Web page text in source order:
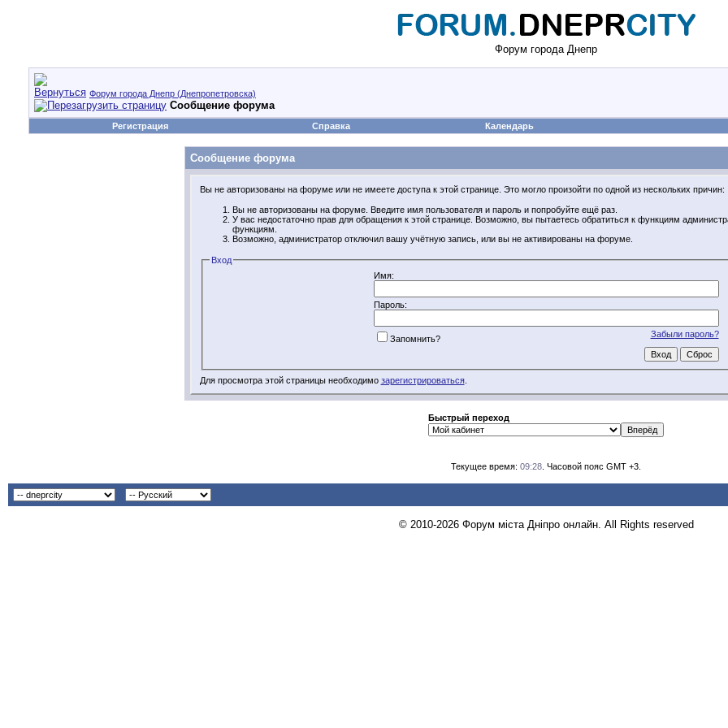
Форум города Днепр
Форум города Днепр (Днепропетровска)
Сообщение форума
Регистрация Справка Календарь
Сообщение форума
Вы не авторизованы на форуме или не имеете доступа к этой странице. Это могло произойти по одной из нескольких причин:
Вы не авторизованы на форуме. Введите имя пользователя и пароль и попробуйте ещё раз.
У вас недостаточно прав для обращения к этой странице. Возможно, вы пытаетесь обратиться к функциям
функциям.
Возможно, администратор отключил вашу учётную запись, или вы не активированы на форуме.
Вход
Имя:
Пароль:
Забыли пароль?
Запомнить?
Для просмотра этой страницы необходимо зарегистрироваться.
Быстрый переход
Текущее время: 09:28 . Часовой пояс GMT +3.
© 2010-2026 Форум міста Дніпро онлайн. All Rights reserved